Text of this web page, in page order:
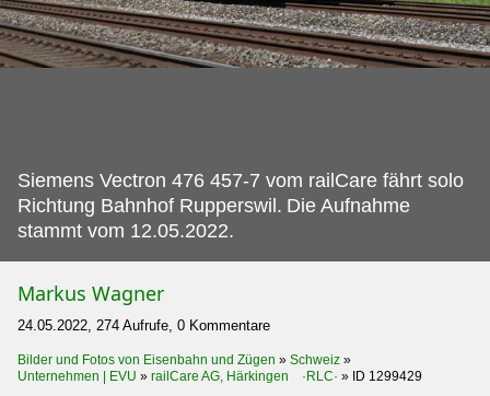
Siemens Vectron 476 457-7 vom railCare fährt solo
Richtung Bahnhof Rupperswil. Die Aufnahme
stammt vom 12.05.2022.
Markus Wagner
24.05.2022, 274 Aufrufe, 0 Kommentare
Bilder und Fotos von Eisenbahn und Zügen » Schweiz »
Unternehmen | EVU » railCare AG, Härkingen ·RLC· » ID 1299429